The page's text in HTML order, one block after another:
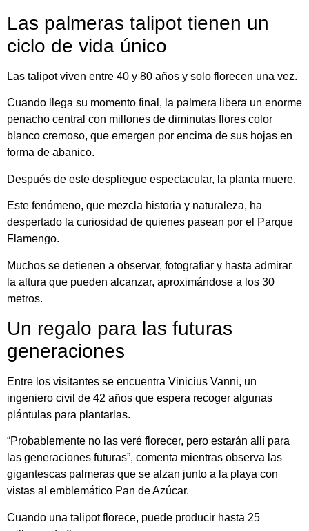
Las palmeras talipot tienen un
ciclo de vida único
Las talipot viven entre 40 y 80 años y solo florecen una vez.
Cuando llega su momento final, la palmera libera un enorme
penacho central con millones de diminutas flores color
blanco cremoso, que emergen por encima de sus hojas en
forma de abanico.
Después de este despliegue espectacular, la planta muere.
Este fenómeno, que mezcla historia y naturaleza, ha
despertado la curiosidad de quienes pasean por el Parque
Flamengo.
Muchos se detienen a observar, fotografiar y hasta admirar
la altura que pueden alcanzar, aproximándose a los 30
metros.
Un regalo para las futuras
generaciones
Entre los visitantes se encuentra Vinicius Vanni, un
ingeniero civil de 42 años que espera recoger algunas
plántulas para plantarlas.
“Probablemente no las veré florecer, pero estarán allí para
las generaciones futuras”, comenta mientras observa las
gigantescas palmeras que se alzan junto a la playa con
vistas al emblemático Pan de Azúcar.
Cuando una talipot florece, puede producir hasta 25